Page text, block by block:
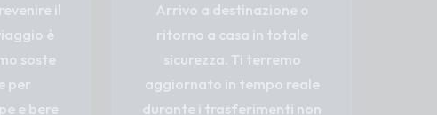
il
è
soste
per
e bere
Arrivo a destinazione o
ritorno a casa in totale
sicurezza. Ti terremo
aggiornato in tempo reale
durante i trasferimenti non